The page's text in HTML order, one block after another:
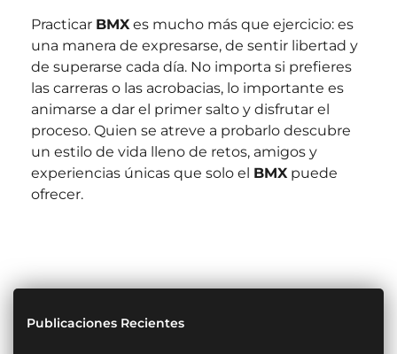
Practicar BMX es mucho más que ejercicio: es
una manera de expresarse, de sentir libertad y
de superarse cada día. No importa si prefieres
las carreras o las acrobacias, lo importante es
animarse a dar el primer salto y disfrutar el
proceso. Quien se atreve a probarlo descubre
un estilo de vida lleno de retos, amigos y
experiencias únicas que solo el BMX puede
ofrecer.
Publicaciones Recientes